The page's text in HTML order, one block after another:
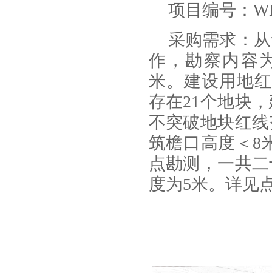
项目编号：
采购需求：
作，勘察内容
米。建设用地
存在21个地块
不突破地块红
筑檐口高度＜8
点勘测，一共
度为5米。详见